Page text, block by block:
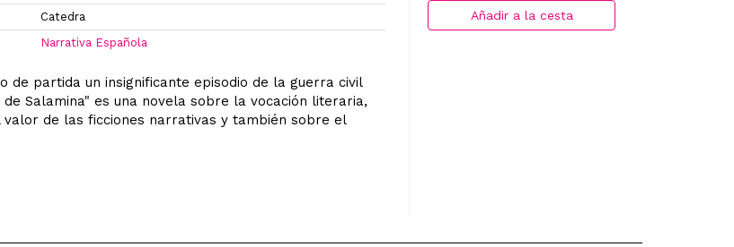
Añadir a la cesta
Catedra
Narrativa Española
de partida un insignificante episodio de la guerra civil
Salamina" es una novela sobre la vocación literaria,
de las ficciones narrativas y también sobre el